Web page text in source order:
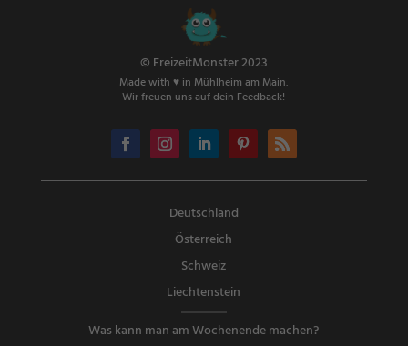
© FreizeitMonster 2023
Made with ♥ in Mühlheim am Main.
Wir freuen uns auf dein Feedback!
Deutschland
Österreich
Schweiz
Liechtenstein
Was kann man am Wochenende machen?